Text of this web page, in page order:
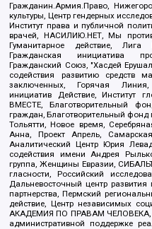
Гражданин.Армия.Право,
культуры, Центр гендерных
Институт права и публичной
врачей, НАСИЛИЮ.НЕТ, Мы
Гуманитарное действие, Лига
Гражданская инициатива
Гражданский Союз, "Хасдей
содействия развитию средств
заключенных, Горячая
инициатив Действие, Институт
ВМЕСТЕ, Благотворительный
граждан, Благотворительный
Тольятти, Новое время,
Анна, Проект Апрель,
Аналитический Центр Юрия
содействия имени Андрея
группа, Женщины Евразии,
гласности, Российский
Дальневосточный центр
партнерства, Пермский
действие, Центр независимых
АКАДЕМИЯ ПО ПРАВАМ ЧЕЛОВЕКА,
административной поддержке